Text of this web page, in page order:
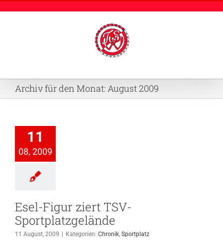
Archiv für den Monat:August 2009
11
08, 2009
Esel-Figur ziert TSV-
Sportplatzgelände
11 August, 2009 Kategorien: Chronik, Sportplatz